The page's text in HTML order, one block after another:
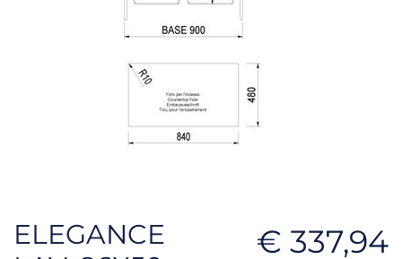
ELEGANCE
€ 337,94